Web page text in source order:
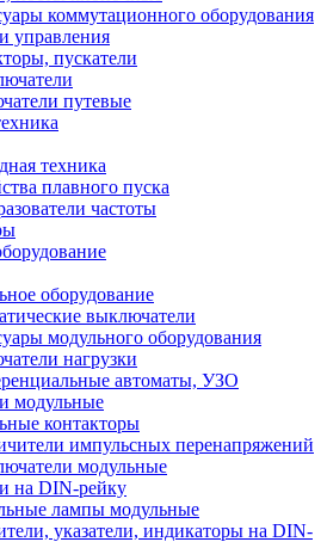
коммутационного оборудования
управления
пускатели
путевые
техника
плавного пуска
частоты
оборудование
выключатели
модульного оборудования
нагрузки
автоматы, УЗО
модульные
контакторы
импульсных перенапряжений
модульные
на DIN-рейку
лампы модульные
указатели, индикаторы на DIN-